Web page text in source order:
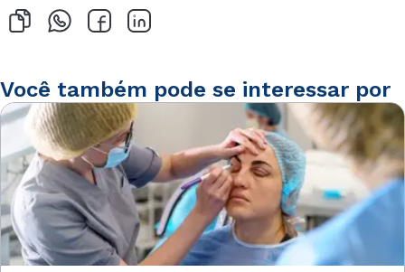
Você também pode se interessar por